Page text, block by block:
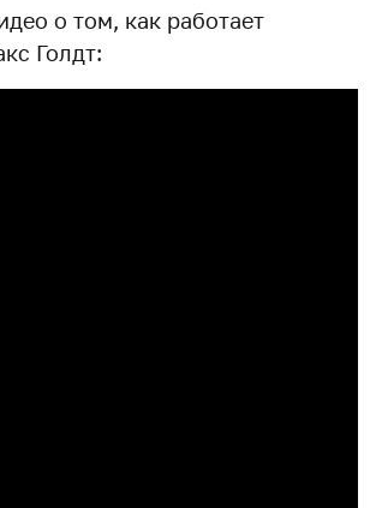
о том, как работает
Голдт: